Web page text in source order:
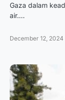
Gaza dalam
air.…
December 12, 2024